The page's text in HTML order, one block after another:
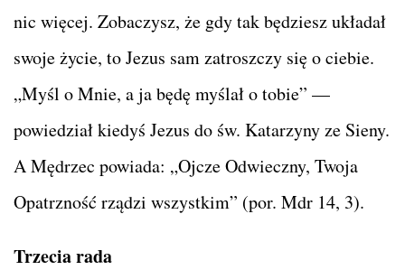
nic więcej. Zobaczysz, że gdy tak będziesz układał
swoje życie, to Jezus sam zatroszczy się o ciebie.
„Myśl o Mnie, a ja będę myślał o tobie” —
powiedział kiedyś Jezus do św. Katarzyny ze Sieny.
A Mędrzec powiada: „Ojcze Odwieczny, Twoja
Opatrzność rządzi wszystkim” (por. Mdr 14, 3).
Trzecia rada